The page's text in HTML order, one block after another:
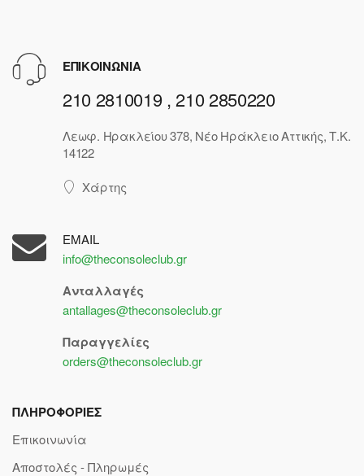
ΕΠΙΚΟΙΝΩΝΙΑ
210 2810019 , 210 2850220
Λεωφ. Ηρακλείου 378, Νέο Ηράκλειο Αττικής, Τ.Κ.
14122
Χάρτης
EMAIL
info@theconsoleclub.gr
Ανταλλαγές
antallages@theconsoleclub.gr
Παραγγελίες
orders@theconsoleclub.gr
ΠΛΗΡΟΦΟΡΙΕΣ
Επικοινωνία
Αποστολές - Πληρωμές